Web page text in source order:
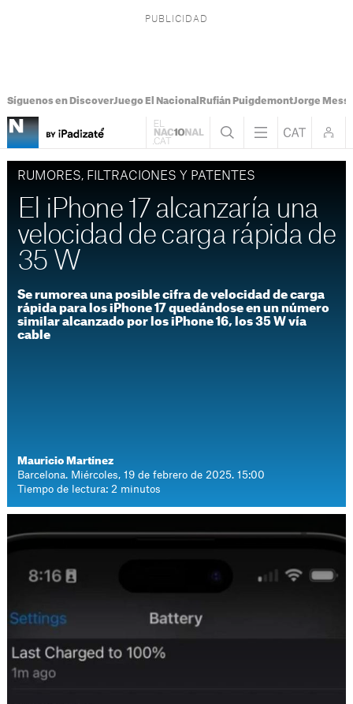
Síguenos en DiscoverJuego El Nacional Rufián PuigdemontJorge Messi
RUMORES, FILTRACIONES Y PATENTES
El iPhone 17 alcanzaría una
velocidad de carga rápida de
35 W
Se rumorea una posible cifra de velocidad de carga
rápida para los iPhone 17 quedándose en un número
similar alcanzado por los iPhone 16, los 35 W vía
cable
Mauricio Martínez
Barcelona. Miércoles, 19 de febrero de 2025. 15:00
Tiempo de lectura: 2 minutos